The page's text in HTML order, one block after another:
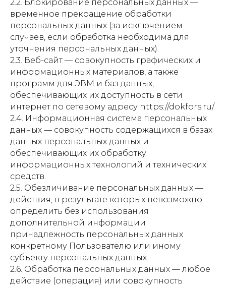
2.2. Блокирование персональных данных —
временное прекращение обработки
персональных данных (за исключением
случаев, если обработка необходима для
уточнения персональных данных).
2.3. Веб-сайт — совокупность графических и
информационных материалов, а также
программ для ЭВМ и баз данных,
обеспечивающих их доступность в сети
интернет по сетевому адресу https://dokfors.ru/.
2.4. Информационная система персональных
данных — совокупность содержащихся в базах
данных персональных данных и
обеспечивающих их обработку
информационных технологий и технических
средств.
2.5. Обезличивание персональных данных —
действия, в результате которых невозможно
определить без использования
дополнительной информации
принадлежность персональных данных
конкретному Пользователю или иному
субъекту персональных данных.
2.6. Обработка персональных данных — любое
действие (операция) или совокупность